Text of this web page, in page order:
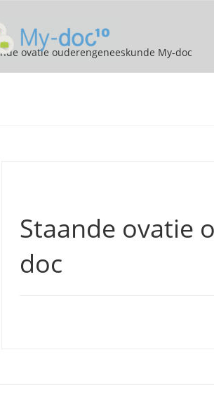
ovatie ouderengeneeskunde My-doc
Staande ovatie
doc